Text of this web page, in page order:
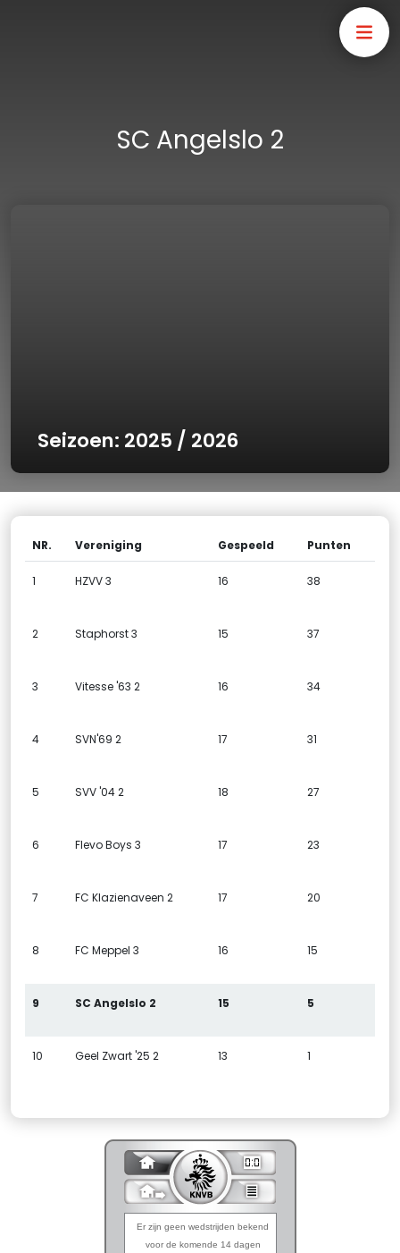
SC Angelslo 2
Seizoen: 2025 / 2026
NR. Vereniging Gespeeld Punten
1 HZVV 3 16 38
2 Staphorst 3 15 37
3 Vitesse '63 2 16 34
4 SVN'69 2 17 31
5 SVV '04 2 18 27
6 Flevo Boys 3 17 23
7 FC Klazienaveen 2 17 20
8 FC Meppel 3 16 15
9 SC Angelslo 2 15 5
10 Geel Zwart '25 2 13 1